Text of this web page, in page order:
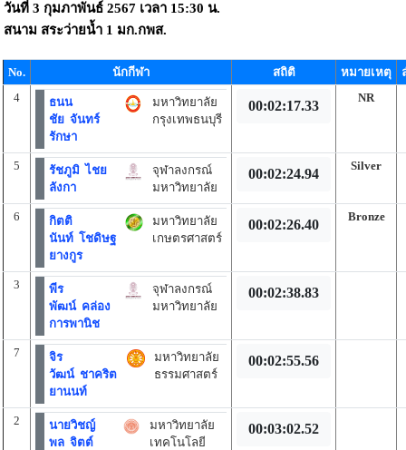
วันที่ 3 กุมภาพันธ์ 2567 เวลา 15:30 น.
สนาม สระว่ายน้ำ 1 มก.กพส.
No. นักกีฬา สถิติ หมายเหตุ
4
ธนน
ชัย จันทร์
รักษา
มหาวิทยาลัย
กรุงเทพธนบุรี
00:02:17.33
NR
5
รัชภูมิ ไชย
ลังกา
จุฬาลงกรณ์
มหาวิทยาลัย
00:02:24.94
Silver
6
กิตติ
นันท์ โชดิษฐ
ยางกูร
มหาวิทยาลัย
เกษตรศาสตร์
00:02:26.40
Bronze
3
พีร
พัฒน์ คล่อง
การพานิช
จุฬาลงกรณ์
มหาวิทยาลัย
00:02:38.83
7
จิร
วัฒน์ ชาคริต
ยานนท์
มหาวิทยาลัย
ธรรมศาสตร์
00:02:55.56
2
นายวิชญ์
พล จิตต์
มหาวิทยาลัย
เทคโนโลยี
00:03:02.52